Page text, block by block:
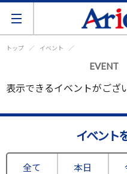
トップ イベント
EVENT
表示できるイベントがござ
イベント
全て 本日